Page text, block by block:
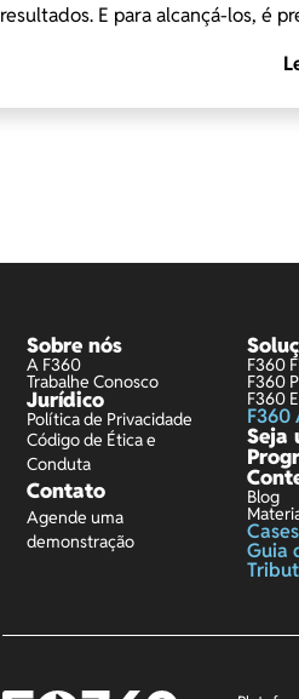
resultados. E para alcançá-los, é
Sobre nós
A F360
Trabalhe Conosco
Jurídico
Política de Privacidade
Código de Ética e
Conduta
Contato
Agende uma
demonstração
F360
F360
F360
F360
Seja
Blog
Guia